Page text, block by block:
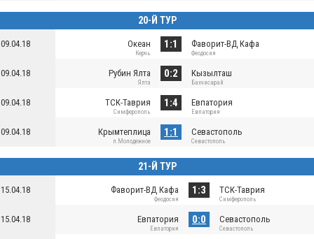
20-Й ТУР
09.04.18 Океан
Керчь
1:1 Фаворит-ВД Кафа
Феодосия
09.04.18 Рубин Ялта
Ялта
0:2 Кызылташ
Бахчисарай
09.04.18 ТСК-Таврия
Симферополь
1:4 Евпатория
Евпатория
09.04.18 Крымтеплица
п.Молодежное
1:1 Севастополь
Севастополь
21-Й ТУР
15.04.18 Фаворит-ВД Кафа
Феодосия
1:3 ТСК-Таврия
Симферополь
15.04.18 Евпатория
Евпатория
0:0 Севастополь
Севастополь